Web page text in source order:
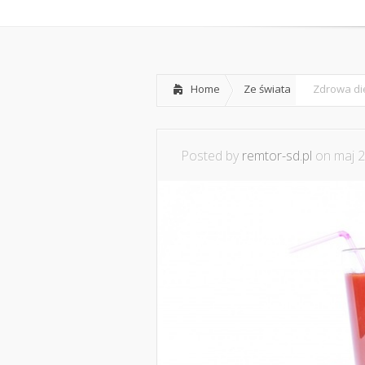
Home Ze świata Zdrowa
Posted by remtor-sd.pl on maj